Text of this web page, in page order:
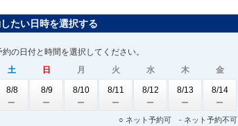
たい日時を選択する
約の日付と時間を選択してください。
土
8/8
日
8/9
月
8/10
火
8/11
水
8/12
木
8/13
金
8/14
○ ネット予約可 - ネット予約不可